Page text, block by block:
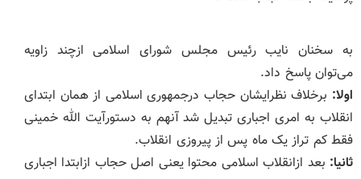
به سخنان نایب رئیس مجلس شورای اسلامی ازچند زاویه
می‌توان پاسخ داد.
اولا: برخلاف نظرایشان حجاب درجمهوری اسلامی از همان ابتدای
انقلاب به امری اجباری تبدیل شد آنهم به دستورآیت الله خمینی
فقط کم تراز یک ماه پس از پیروزی انقلاب.
ثانیا: بعد ازانقلاب اسلامی محتوا یعنی اصل حجاب ازابتدا اجباری